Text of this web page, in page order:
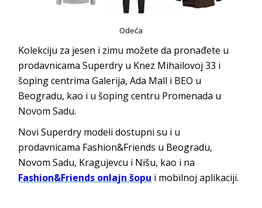
Odeća
Kolekciju za jesen i zimu možete da pronađete u
prodavnicama Superdry u Knez Mihailovoj 33 i
šoping centrima Galerija, Ada Mall i BEO u
Beogradu, kao i u šoping centru Promenada u
Novom Sadu.
Novi Superdry modeli dostupni su i u
prodavnicama Fashion&Friends u Beogradu,
Novom Sadu, Kragujevcu i Nišu, kao i na
Fashion&Friends onlajn šopu i mobilnoj aplikaciji.